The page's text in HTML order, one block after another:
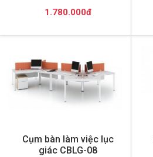
1.780.000đ
Cụm bàn làm việc lục
giác CBLG-08